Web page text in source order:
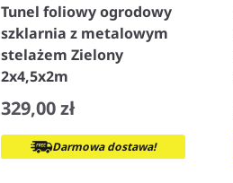
Tunel foliowy ogrodowy
szklarnia z metalowym
stelażem Zielony
2x4,5x2m
329,00 zł
Darmowa dostawa!